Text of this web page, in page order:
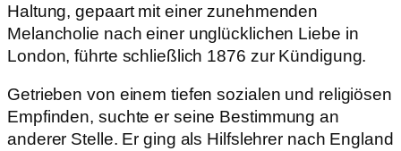
Haltung, gepaart mit einer zunehmenden
Melancholie nach einer unglücklichen Liebe in
London, führte schließlich 1876 zur Kündigung.
Getrieben von einem tiefen sozialen und religiösen
Empfinden, suchte er seine Bestimmung an
anderer Stelle. Er ging als Hilfslehrer nach England